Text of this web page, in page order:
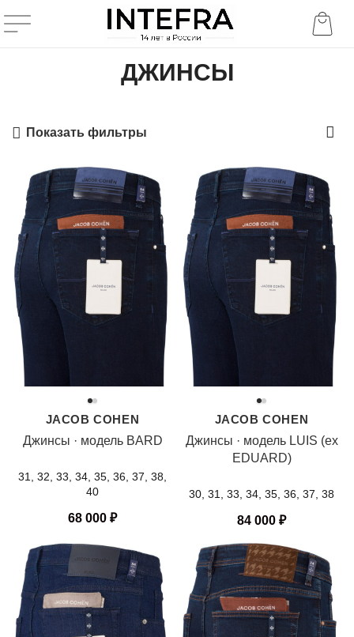
ДЖИНСЫ
Показать фильтры
JACOB COHEN
Джинсы · модель BARD
31, 32, 33, 34, 35, 36, 37, 38,
40
68 000 ₽
JACOB COHEN
Джинсы · модель LUIS (ex
EDUARD)
30, 31, 33, 34, 35, 36, 37, 38
84 000 ₽